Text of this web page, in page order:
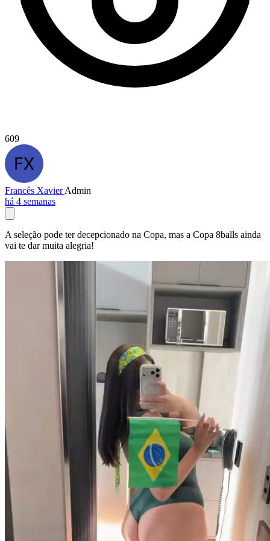
609
Francês XavierAdmin
há 4 semanas
A seleção pode ter decepcionado na Copa, mas a Copa 8balls ainda
vai te dar muita alegria!